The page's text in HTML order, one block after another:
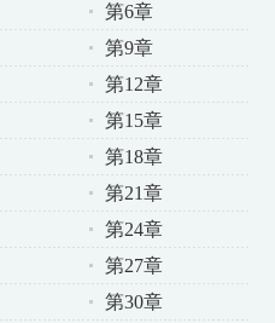
第6章
第9章
第12章
第15章
第18章
第21章
第24章
第27章
第30章